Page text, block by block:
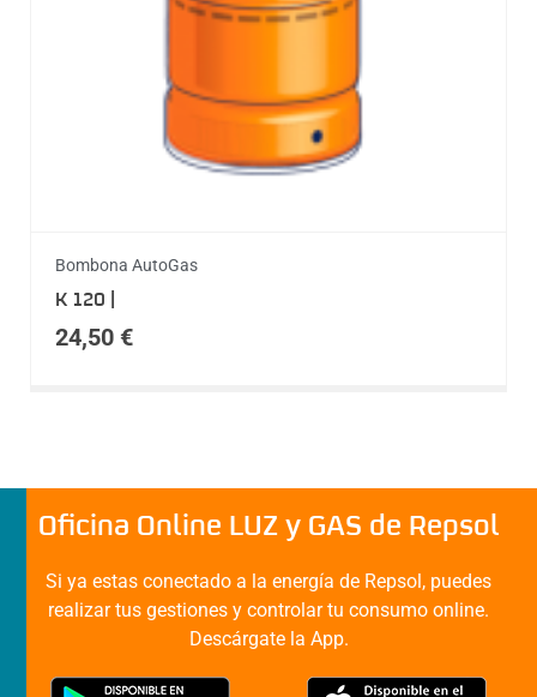
Bombona AutoGas
K 120 |
24,50 €
Oficina Online LUZ y GAS de Repsol
Si ya estas conectado a la energía de Repsol, puedes
realizar tus gestiones y controlar tu consumo online.
Descárgate la App.